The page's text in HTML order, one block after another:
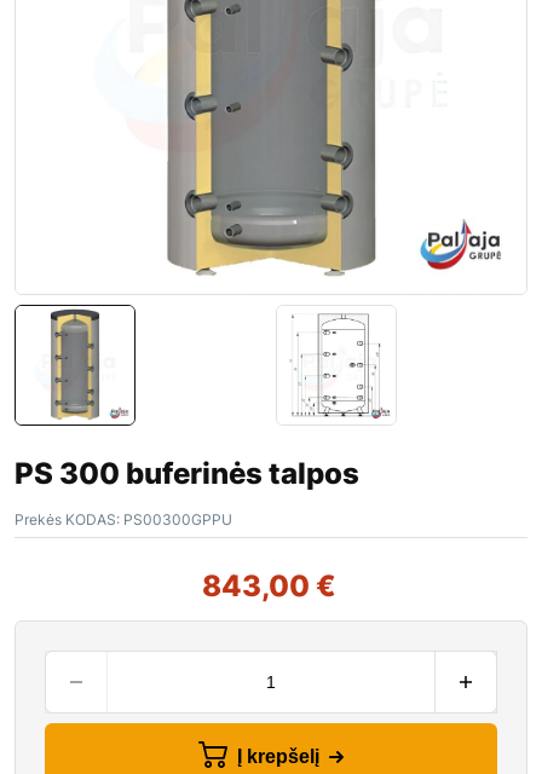
PS 300 buferinės talpos
Prekės KODAS: PS00300GPPU
843,00 €
Į krepšelį